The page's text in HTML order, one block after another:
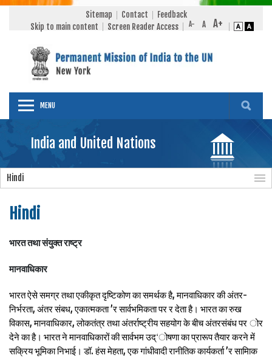
Sitemap Contact
Feedback
Skip to main content
Screen Reader Access
MENU
India and United Nations
Hindi
Hindi
भारत तथा संयुक्त राष्ट्र
मानवाधिकार
भारत ऐसे समग्र तथा एकीकृत दृष्टिकोण का समर्थक है, मानवाधिकार की अंतर-
निर्भरता, अंतर संबध, एकात्मकता ’र सार्वभमिकता पर र देता है। भारत का रुख
विकास, मानवाधिकार, लोकतंत्र तथा अंतर्राष्ट्रीय सहयोग के बीच अंतरसंबंध पर ोर
देने का है। भारत ने मानवाधिकारों की सार्वभम उद्‘ोषणा का प्रारूप तैयार करने में
सक्रिय भूमिका निभाई। डॉ. हंस मेहता, एक गांधीवादी रानीतिक कार्यकर्ता ’र सामािक